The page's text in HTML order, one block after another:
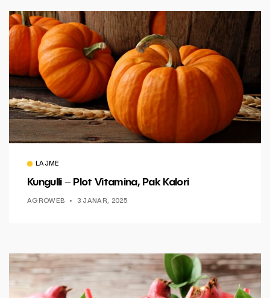
LAJME
Kungulli – Plot Vitamina, Pak Kalori
AGROWEB 3 JANAR, 2025